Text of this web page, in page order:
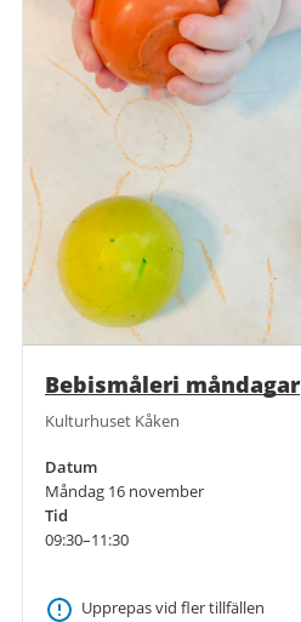
Bebismåleri måndagar
Kulturhuset Kåken
Datum
Måndag 16 november
Tid
09:30–11:30
Upprepas vid fler tillfällen